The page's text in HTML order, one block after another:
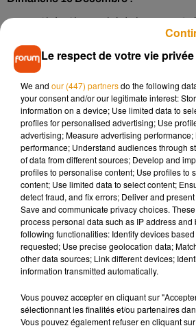
10h à 18h Marché de la Jeune
Chais Magelis, par le collectif
Samedi 16 Décembre :
9h30 à 16h La Ferme
11h à 18h Supermarché du Bêta,
par Saxifraga
14h à 18h Balade en petit train
Saint Martial
14h30 Projection d’un film
sélection), cinéma de la Cité, par
17h30 Déambulation de la Cie
anges et le ramoneur » départ rue
Le respect de votre vie
We and our (447) partnersdo the following
your consent and/or our legitimate interest:
information on a device; Use limited data to
profiles for personalised advertising; Use
advertising; Measure advertising
performance; Understand audiences through
of data from different sources; Develop and
profiles to personalise content; Use profiles to
content; Use limited data to select content;
detect fraud, and fix errors; Deliver and
Save and communicate privacy choices.
process personal data such as IP address and
following functionalities: Identify devices
requested; Use precise geolocation data;
other data sources; Link different devices;
information transmitted automatically.
Vous pouvez accepter en cliquant sur
sélectionnant les finalités et/ou partenaires
Vous pouvez également refuser en cliquant